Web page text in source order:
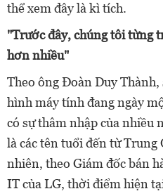
thể xem đây là kì tích.
"Trước đây, chúng tôi từng
hơn nhiều"
Theo ông Đoàn Duy
hình máy tính đang ngày
có sự thâm nhập của nhiều
là các tên tuổi đến từ Trung
nhiên, theo Giám đốc bán
IT của LG, thời điểm hiện